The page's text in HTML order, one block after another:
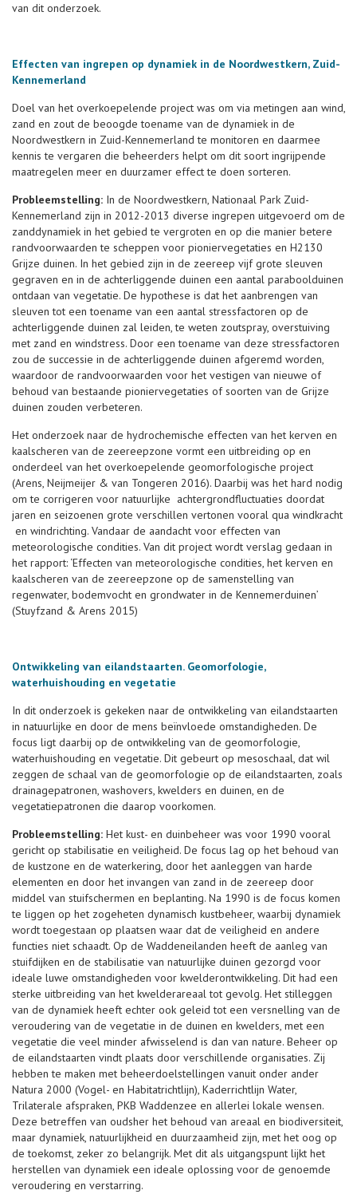
van dit onderzoek.
Effecten van ingrepen op dynamiek in de Noordwestkern, Zuid-
Kennemerland
Doel van het overkoepelende project was om via metingen aan wind,
zand en zout de beoogde toename van de dynamiek in de
Noordwestkern in Zuid-Kennemerland te monitoren en daarmee
kennis te vergaren die beheerders helpt om dit soort ingrijpende
maatregelen meer en duurzamer effect te doen sorteren.
Probleemstelling: In de Noordwestkern, Nationaal Park Zuid-
Kennemerland zijn in 2012-2013 diverse ingrepen uitgevoerd om de
zanddynamiek in het gebied te vergroten en op die manier betere
randvoorwaarden te scheppen voor pioniervegetaties en H2130
Grijze duinen. In het gebied zijn in de zeereep vijf grote sleuven
gegraven en in de achterliggende duinen een aantal paraboolduinen
ontdaan van vegetatie. De hypothese is dat het aanbrengen van
sleuven tot een toename van een aantal stressfactoren op de
achterliggende duinen zal leiden, te weten zoutspray, overstuiving
met zand en windstress. Door een toename van deze stressfactoren
zou de successie in de achterliggende duinen afgeremd worden,
waardoor de randvoorwaarden voor het vestigen van nieuwe of
behoud van bestaande pioniervegetaties of soorten van de Grijze
duinen zouden verbeteren.
Het onderzoek naar de hydrochemische effecten van het kerven en
kaalscheren van de zeereepzone vormt een uitbreiding op en
onderdeel van het overkoepelende geomorfologische project
(Arens, Neijmeijer & van Tongeren 2016). Daarbij was het hard nodig
om te corrigeren voor natuurlijke achtergrondfluctuaties doordat
jaren en seizoenen grote verschillen vertonen vooral qua windkracht
en windrichting. Vandaar de aandacht voor effecten van
meteorologische condities. Van dit project wordt verslag gedaan in
het rapport: ‘Effecten van meteorologische condities, het kerven en
kaalscheren van de zeereepzone op de samenstelling van
regenwater, bodemvocht en grondwater in de Kennemerduinen’
(Stuyfzand & Arens 2015)
Ontwikkeling van eilandstaarten. Geomorfologie,
waterhuishouding en vegetatie
In dit onderzoek is gekeken naar de ontwikkeling van eilandstaarten
in natuurlijke en door de mens beïnvloede omstandigheden. De
focus ligt daarbij op de ontwikkeling van de geomorfologie,
waterhuishouding en vegetatie. Dit gebeurt op mesoschaal, dat wil
zeggen de schaal van de geomorfologie op de eilandstaarten, zoals
drainagepatronen, washovers, kwelders en duinen, en de
vegetatiepatronen die daarop voorkomen.
Probleemstelling: Het kust- en duinbeheer was voor 1990 vooral
gericht op stabilisatie en veiligheid. De focus lag op het behoud van
de kustzone en de waterkering, door het aanleggen van harde
elementen en door het invangen van zand in de zeereep door
middel van stuifschermen en beplanting. Na 1990 is de focus komen
te liggen op het zogeheten dynamisch kustbeheer, waarbij dynamiek
wordt toegestaan op plaatsen waar dat de veiligheid en andere
functies niet schaadt. Op de Waddeneilanden heeft de aanleg van
stuifdijken en de stabilisatie van natuurlijke duinen gezorgd voor
ideale luwe omstandigheden voor kwelderontwikkeling. Dit had een
sterke uitbreiding van het kwelderareaal tot gevolg. Het stilleggen
van de dynamiek heeft echter ook geleid tot een versnelling van de
veroudering van de vegetatie in de duinen en kwelders, met een
vegetatie die veel minder afwisselend is dan van nature. Beheer op
de eilandstaarten vindt plaats door verschillende organisaties. Zij
hebben te maken met beheerdoelstellingen vanuit onder ander
Natura 2000 (Vogel- en Habitatrichtlijn), Kaderrichtlijn Water,
Trilaterale afspraken, PKB Waddenzee en allerlei lokale wensen.
Deze betreffen van oudsher het behoud van areaal en biodiversiteit,
maar dynamiek, natuurlijkheid en duurzaamheid zijn, met het oog op
de toekomst, zeker zo belangrijk. Met dit als uitgangspunt lijkt het
herstellen van dynamiek een ideale oplossing voor de genoemde
veroudering en verstarring.